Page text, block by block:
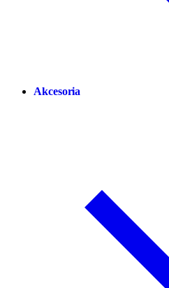
Akcesoria